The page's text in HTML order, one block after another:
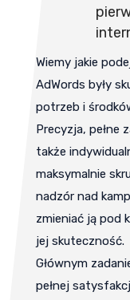
Wiemy jakie
AdWords były
potrzeb i
Precyzja, pełne
także
maksymalnie
nadzór nad
zmieniać ją pod
jej skuteczność.
Głównym
pełnej